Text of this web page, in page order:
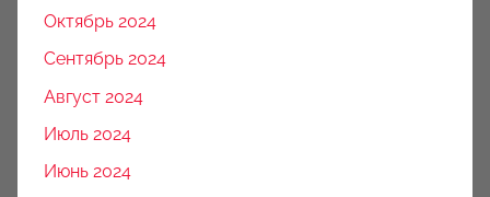
Октябрь 2024
Сентябрь 2024
Август 2024
Июль 2024
Июнь 2024